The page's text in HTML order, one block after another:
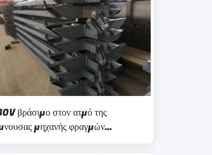
βράσιμο στον ατμό της
μηχανής φραγμών
AAC